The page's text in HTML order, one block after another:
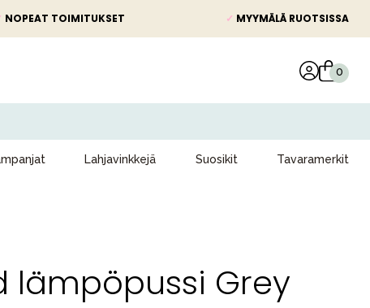
NOPEAT TOIMITUKSET ✓ MYYMÄLÄ RUOTSISSA
Lahjavinkkejä Suosikit Tavaramerkit
lämpöpussi Grey